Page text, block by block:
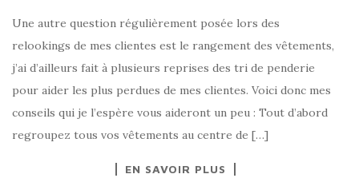
Une autre question régulièrement posée lors des
relookings de mes clientes est le rangement des vêtements,
j’ai d’ailleurs fait à plusieurs reprises des tri de penderie
pour aider les plus perdues de mes clientes. Voici donc mes
conseils qui je l’espère vous aideront un peu : Tout d’abord
regroupez tous vos vêtements au centre de […]
EN SAVOIR PLUS